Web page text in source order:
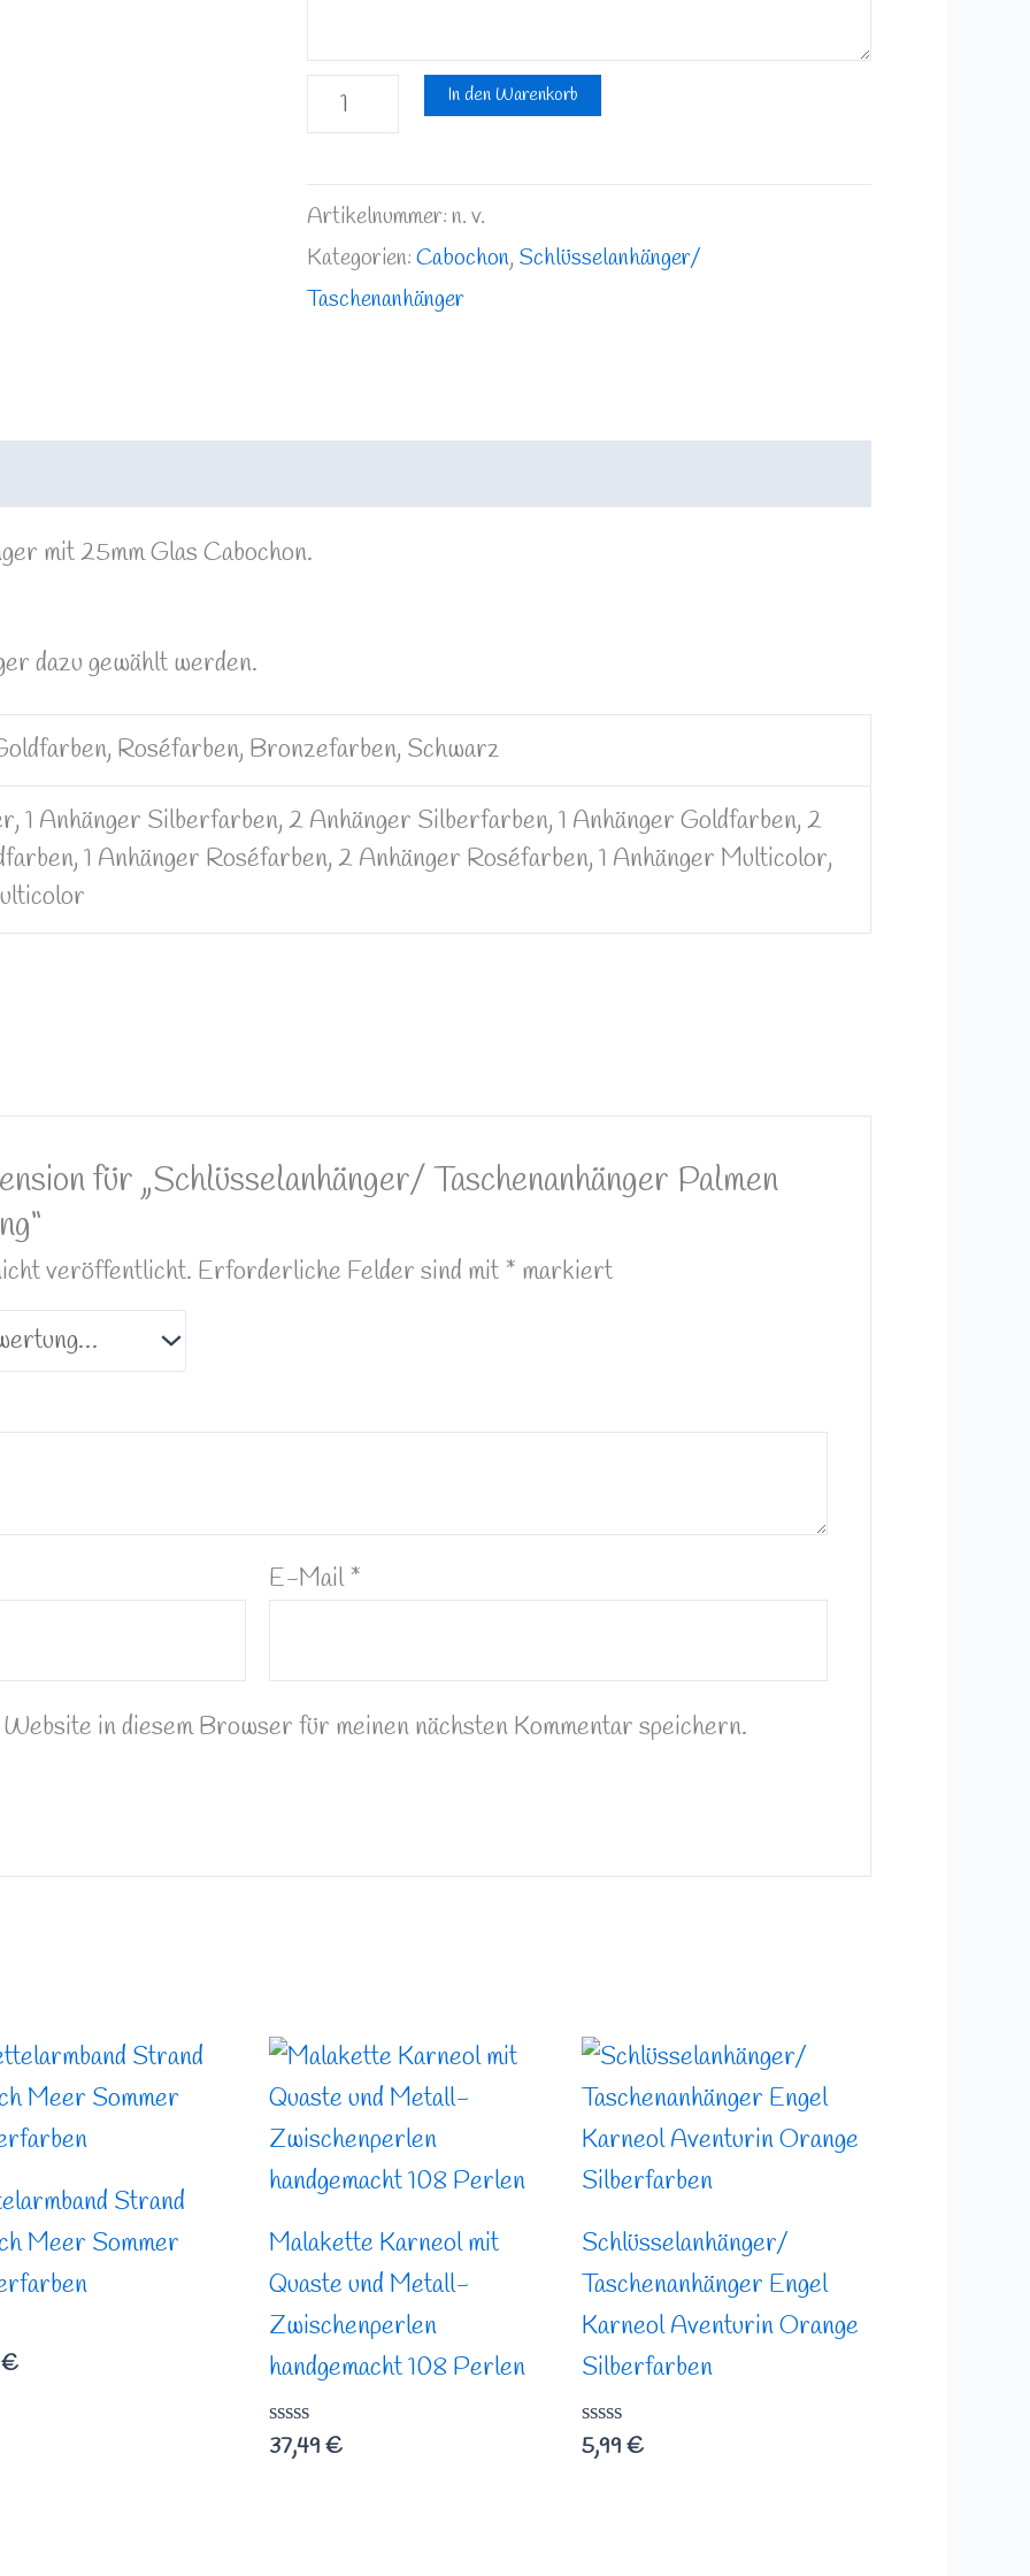
In den Warenkorb
Artikelnummer:n. v.
Kategorien:Cabochon, Schlüsselanhänger/
Taschenanhänger
mit 25mm Glas Cabochon.
dazu gewählt werden.
Roséfarben, Bronzefarben, Schwarz
1 Anhänger Silberfarben, 2 Anhänger Silberfarben, 1 Anhänger Goldfarben, 2
1 Anhänger Roséfarben, 2 Anhänger Roséfarben, 1 Anhänger Multicolor,
für „Schlüsselanhänger/ Taschenanhänger Palmen
veröffentlicht. Erforderliche Felder sind mit * markiert
E-Mail*
in diesem Browser für meinen nächsten Kommentar speichern.
Strand
Meer Sommer
€
Malakette Karneol mit
Quaste und Metall-
Zwischenperlen
handgemacht 108 Perlen
Bewertet
mit
37,49€
Schlüsselanhänger/
Taschenanhänger Engel
Karneol Aventurin Orange
Silberfarben
Bewertet
mit
5,99€